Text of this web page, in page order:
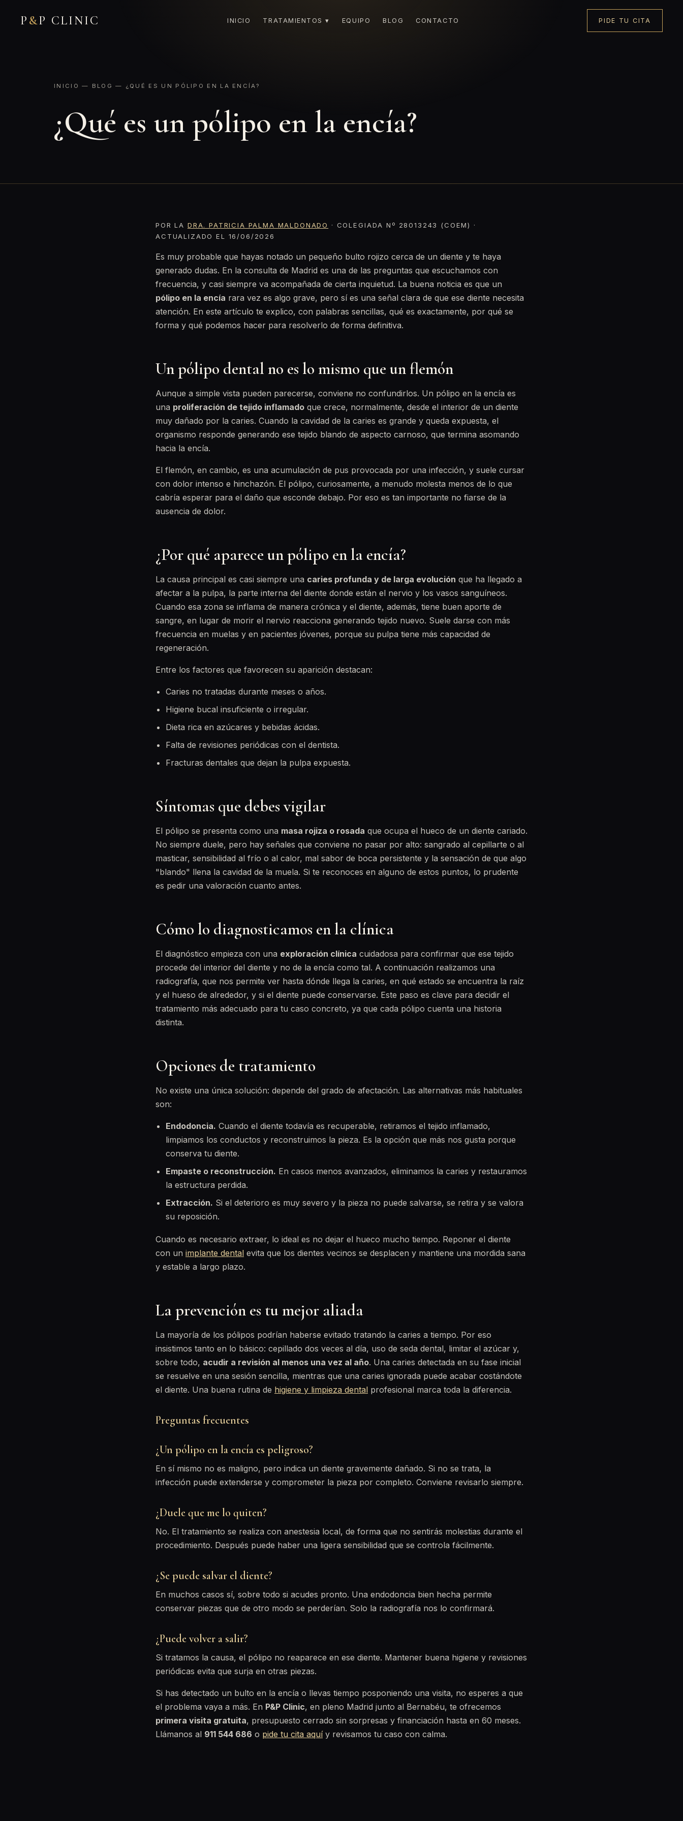
P &P CLINIC INICIO TRATAMIENTOS ▾ EQUIPO BLOG CONTACTO PIDE TU CITA
INICIO — BLOG — ¿QUÉ ES UN PÓLIPO EN LA ENCÍA?
¿Qué es un pólipo en la encía?
POR LA DRA. PATRICIA PALMA MALDONADO
· COLEGIADA Nº 28013243 (COEM) ·
ACTUALIZADO EL 16/06/2026
Es muy probable que hayas notado un pequeño bulto rojizo cerca de un diente y te haya
generado dudas. En la consulta de Madrid es una de las preguntas que escuchamos con
frecuencia, y casi siempre va acompañada de cierta inquietud. La buena noticia es que un
pólipo en la encía rara vez es algo grave, pero sí es una señal clara de que ese diente necesita
atención. En este artículo te explico, con palabras sencillas, qué es exactamente, por qué se
forma y qué podemos hacer para resolverlo de forma definitiva.
Un pólipo dental no es lo mismo que un flemón
Aunque a simple vista pueden parecerse, conviene no confundirlos. Un pólipo en la encía es
una proliferación de tejido inflamado que crece, normalmente, desde el interior de un diente
muy dañado por la caries. Cuando la cavidad de la caries es grande y queda expuesta, el
organismo responde generando ese tejido blando de aspecto carnoso, que termina asomando
hacia la encía.
El flemón, en cambio, es una acumulación de pus provocada por una infección, y suele cursar
con dolor intenso e hinchazón. El pólipo, curiosamente, a menudo molesta menos de lo que
cabría esperar para el daño que esconde debajo. Por eso es tan importante no fiarse de la
ausencia de dolor.
¿Por qué aparece un pólipo en la encía?
La causa principal es casi siempre una caries profunda y de larga evolución que ha llegado a
afectar a la pulpa, la parte interna del diente donde están el nervio y los vasos sanguíneos.
Cuando esa zona se inflama de manera crónica y el diente, además, tiene buen aporte de
sangre, en lugar de morir el nervio reacciona generando tejido nuevo. Suele darse con más
frecuencia en muelas y en pacientes jóvenes, porque su pulpa tiene más capacidad de
regeneración.
Entre los factores que favorecen su aparición destacan:
Caries no tratadas durante meses o años.
Higiene bucal insuficiente o irregular.
Dieta rica en azúcares y bebidas ácidas.
Falta de revisiones periódicas con el dentista.
Fracturas dentales que dejan la pulpa expuesta.
Síntomas que debes vigilar
El pólipo se presenta como una masa rojiza o rosada que ocupa el hueco de un diente cariado.
No siempre duele, pero hay señales que conviene no pasar por alto: sangrado al cepillarte o al
masticar, sensibilidad al frío o al calor, mal sabor de boca persistente y la sensación de que algo
"blando" llena la cavidad de la muela. Si te reconoces en alguno de estos puntos, lo prudente
es pedir una valoración cuanto antes.
Cómo lo diagnosticamos en la clínica
El diagnóstico empieza con una exploración clínica cuidadosa para confirmar que ese tejido
procede del interior del diente y no de la encía como tal. A continuación realizamos una
radiografía, que nos permite ver hasta dónde llega la caries, en qué estado se encuentra la raíz
y el hueso de alrededor, y si el diente puede conservarse. Este paso es clave para decidir el
tratamiento más adecuado para tu caso concreto, ya que cada pólipo cuenta una historia
distinta.
Opciones de tratamiento
No existe una única solución: depende del grado de afectación. Las alternativas más habituales
son:
Endodoncia. Cuando el diente todavía es recuperable, retiramos el tejido inflamado,
limpiamos los conductos y reconstruimos la pieza. Es la opción que más nos gusta porque
conserva tu diente.
Empaste o reconstrucción. En casos menos avanzados, eliminamos la caries y restauramos
la estructura perdida.
Extracción. Si el deterioro es muy severo y la pieza no puede salvarse, se retira y se valora
su reposición.
Cuando es necesario extraer, lo ideal es no dejar el hueco mucho tiempo. Reponer el diente
con un implante dental evita que los dientes vecinos se desplacen y mantiene una mordida sana
y estable a largo plazo.
La prevención es tu mejor aliada
La mayoría de los pólipos podrían haberse evitado tratando la caries a tiempo. Por eso
insistimos tanto en lo básico: cepillado dos veces al día, uso de seda dental, limitar el azúcar y,
sobre todo, acudir a revisión al menos una vez al año. Una caries detectada en su fase inicial
se resuelve en una sesión sencilla, mientras que una caries ignorada puede acabar costándote
el diente. Una buena rutina de higiene y limpieza dental profesional marca toda la diferencia.
Preguntas frecuentes
¿Un pólipo en la encía es peligroso?
En sí mismo no es maligno, pero indica un diente gravemente dañado. Si no se trata, la
infección puede extenderse y comprometer la pieza por completo. Conviene revisarlo siempre.
¿Duele que me lo quiten?
No. El tratamiento se realiza con anestesia local, de forma que no sentirás molestias durante el
procedimiento. Después puede haber una ligera sensibilidad que se controla fácilmente.
¿Se puede salvar el diente?
En muchos casos sí, sobre todo si acudes pronto. Una endodoncia bien hecha permite
conservar piezas que de otro modo se perderían. Solo la radiografía nos lo confirmará.
¿Puede volver a salir?
Si tratamos la causa, el pólipo no reaparece en ese diente. Mantener buena higiene y revisiones
periódicas evita que surja en otras piezas.
Si has detectado un bulto en la encía o llevas tiempo posponiendo una visita, no esperes a que
el problema vaya a más. En P&P Clinic, en pleno Madrid junto al Bernabéu, te ofrecemos
primera visita gratuita, presupuesto cerrado sin sorpresas y financiación hasta en 60 meses.
Llámanos al 911 544 686 o pide tu cita aquíy revisamos tu caso con calma.